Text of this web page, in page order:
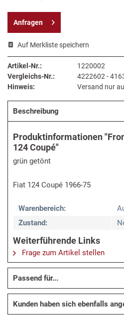
Anfragen
Auf Merkliste speichern
Artikel-Nr.:
1220002
Vergleichs-Nr.:
4222602 -
Hinweis:
Versand nur
Beschreibung
Produktinformationen
124 Coupé"
grün getönt
Fiat 124 Coupé 1966-75
Warenbereich:
Zustand:
Weiterführende Links
Frage zum Artikel stellen
Passend für...
Kunden haben sich ebenfalls